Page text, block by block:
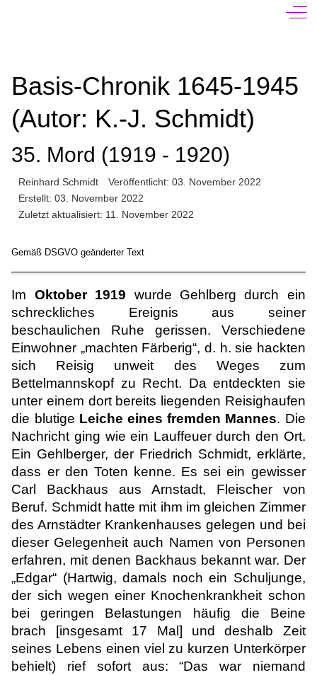
Off-
Basis-Chronik 1645-1945
(Autor: K.-J. Schmidt)
35. Mord (1919 - 1920)
Reinhard Schmidt
Veröffentlicht: 03. November 2022
Erstellt: 03. November 2022
Zuletzt aktualisiert: 11. November 2022
Gemäß DSGVO geänderter Text
Im Oktober 1919 wurde Gehlberg durch ein
schreckliches Ereignis aus seiner
beschaulichen Ruhe gerissen. Verschiedene
Einwohner „machten Färberig“, d. h. sie hackten
sich Reisig unweit des Weges zum
Bettelmannskopf zu Recht. Da entdeckten sie
unter einem dort bereits liegenden Reisighaufen
die blutige Leiche eines fremden Mannes. Die
Nachricht ging wie ein Lauffeuer durch den Ort.
Ein Gehlberger, der Friedrich Schmidt, erklärte,
dass er den Toten kenne. Es sei ein gewisser
Carl Backhaus aus Arnstadt, Fleischer von
Beruf. Schmidt hatte mit ihm im gleichen Zimmer
des Arnstädter Krankenhauses gelegen und bei
dieser Gelegenheit auch Namen von Personen
erfahren, mit denen Backhaus bekannt war. Der
„Edgar“ (Hartwig, damals noch ein Schuljunge,
der sich wegen einer Knochenkrankheit schon
bei geringen Belastungen häufig die Beine
brach [insgesamt 17 Mal] und deshalb Zeit
seines Lebens einen viel zu kurzen Unterkörper
behielt) rief sofort aus: “Das war niemand